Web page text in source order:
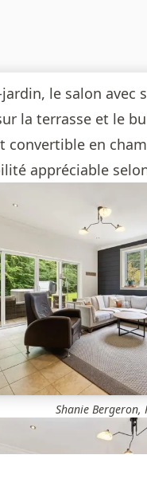
le salon avec
la terrasse et le
convertible en
appréciable
Shanie Bergeron,